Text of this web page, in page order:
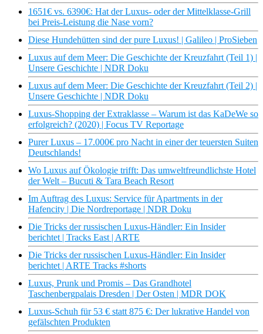
1651€ vs. 6390€: Hat der Luxus- oder der Mittelklasse-Grill
bei Preis-Leistung die Nase vorn?
Diese Hundehütten sind der pure Luxus! | Galileo | ProSieben
Luxus auf dem Meer: Die Geschichte der Kreuzfahrt (Teil 1) |
Unsere Geschichte | NDR Doku
Luxus auf dem Meer: Die Geschichte der Kreuzfahrt (Teil 2) |
Unsere Geschichte | NDR Doku
Luxus-Shopping der Extraklasse – Warum ist das KaDeWe so
erfolgreich? (2020) | Focus TV Reportage
Purer Luxus – 17.000€ pro Nacht in einer der teuersten Suiten
Deutschlands!
Wo Luxus auf Ökologie trifft: Das umweltfreundlichste Hotel
der Welt – Bucuti & Tara Beach Resort
Im Auftrag des Luxus: Service für Apartments in der
Hafencity | Die Nordreportage | NDR Doku
Die Tricks der russischen Luxus-Händler: Ein Insider
berichtet | Tracks East | ARTE
Die Tricks der russischen Luxus-Händler: Ein Insider
berichtet | ARTE Tracks #shorts
Luxus, Prunk und Promis – Das Grandhotel
Taschenbergpalais Dresden | Der Osten | MDR DOK
Luxus-Schuh für 53 € statt 875 €: Der lukrative Handel von
gefälschten Produkten